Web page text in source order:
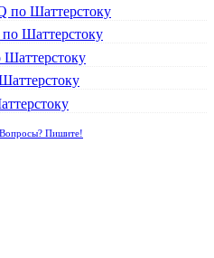
по Шаттерстоку
Шаттерстоку
Пишите!